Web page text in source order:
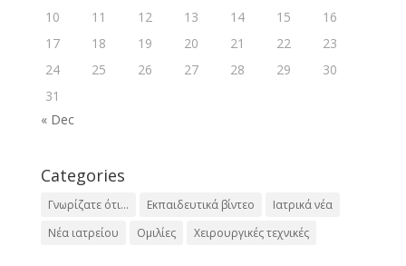
10
11 12 13 14 15
16
17
18 19 20 21 22
23
24
25 26 27 28 29
30
31
« Dec
Categories
Γνωρίζατε ότι... Εκπαιδευτικά βίντεο
Ιατρικά νέα
Νέα ιατρείου
Ομιλίες Χειρουργικές τεχνικές